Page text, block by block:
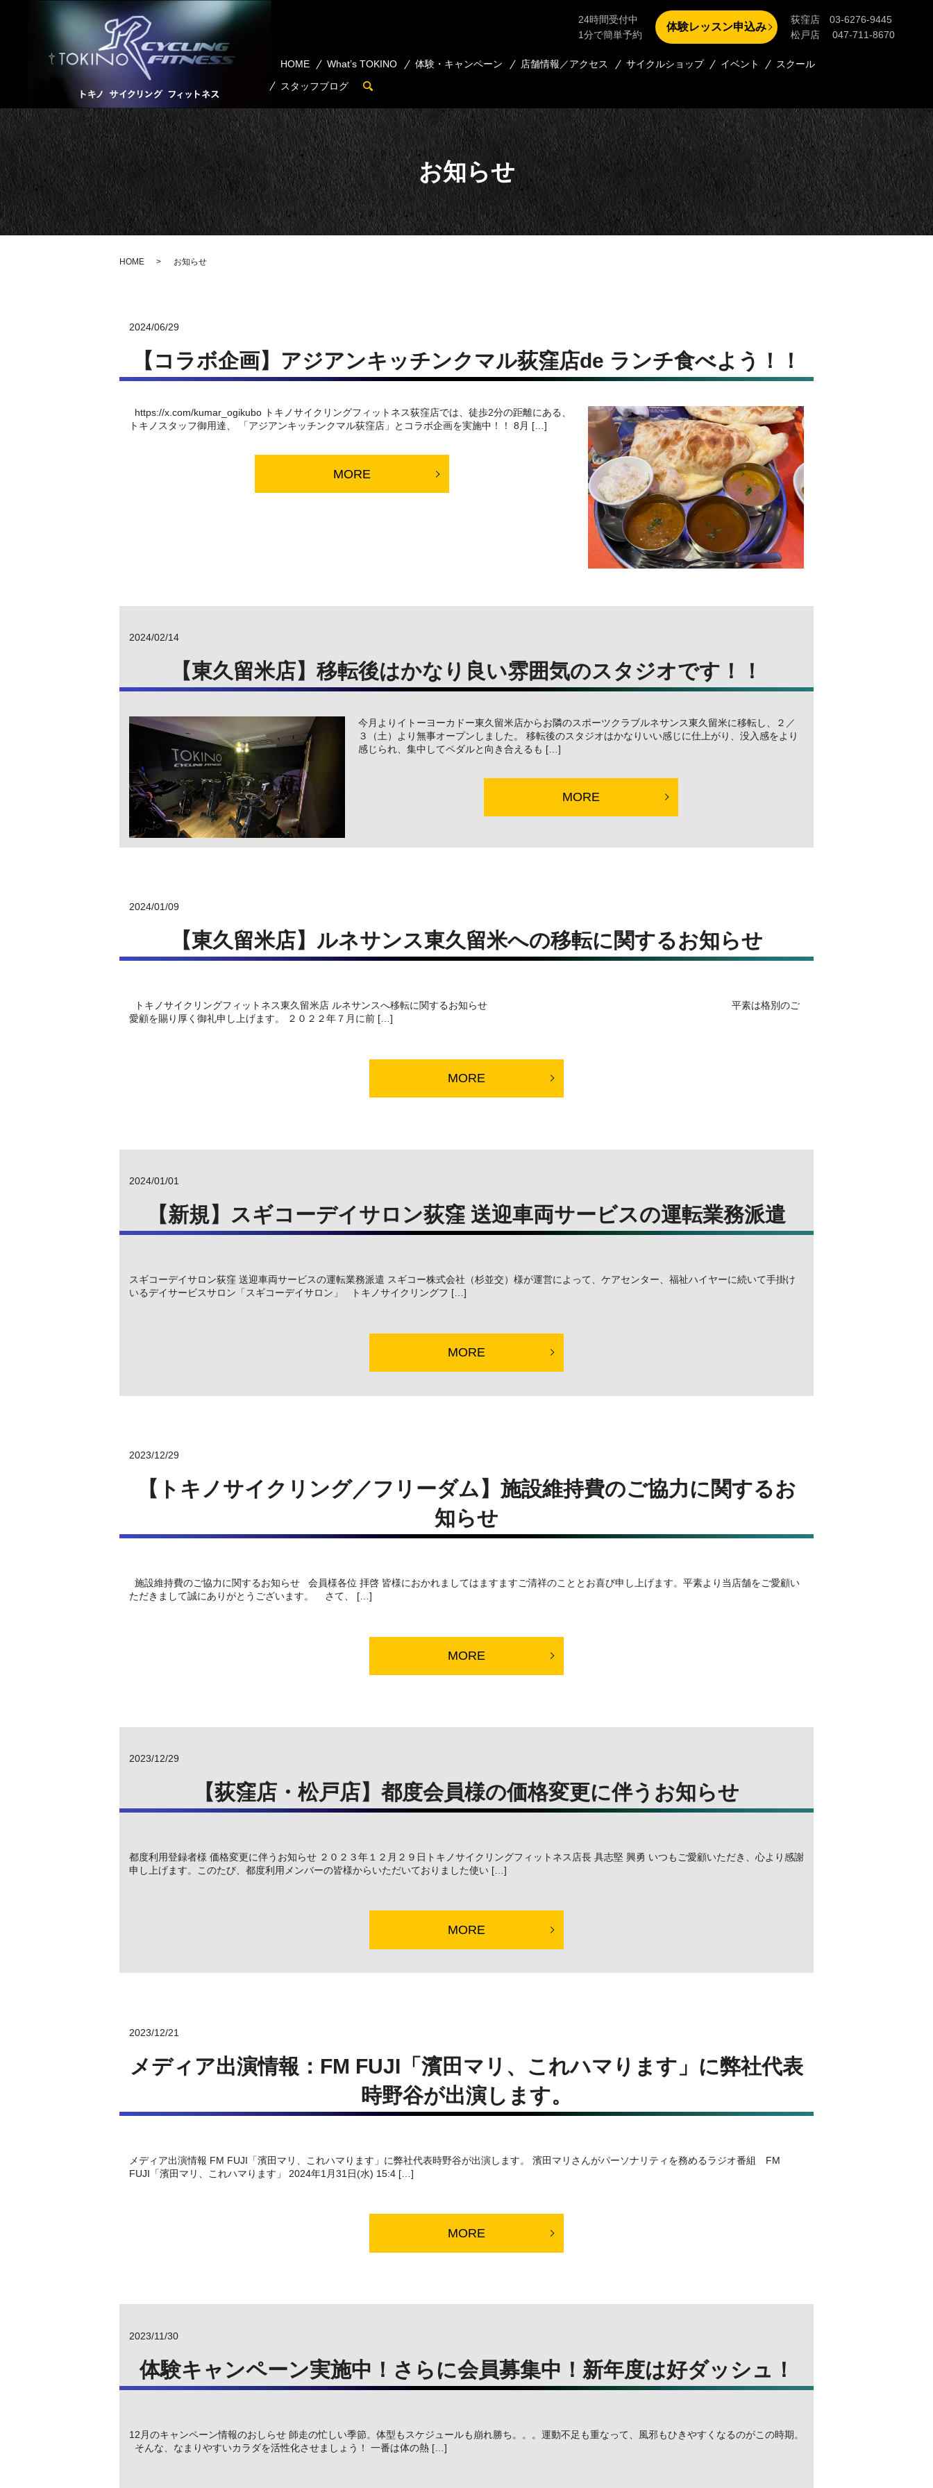
HOME What’s TOKINO 体験・キャンペーン 店舗情報／アクセス サイクルショップ イベント
スクール
スタッフブログ
search
24時間受付中
1分で簡単予約
体験レッスン申込み
荻窪店 03-6276-9445
松戸店 047-711-8670
お知らせ
HOME お知らせ
2024/06/29
【コラボ企画】アジアンキッチンクマル荻窪店de ランチ食べよう！！
https://x.com/kumar_ogikubo トキノサイクリングフィットネス荻窪店では、徒歩2分の距離にある、
トキノスタッフ御用達、 「アジアンキッチンクマル荻窪店」とコラボ企画を実施中！！ 8月 […]
MORE
2024/02/14
【東久留米店】移転後はかなり良い雰囲気のスタジオです！！
今月よりイトーヨーカドー東久留米店からお隣のスポーツクラブルネサンス東久留米に移転し、２／
３（土）より無事オープンしました。 移転後のスタジオはかなりいい感じに仕上がり、没入感をより
感じられ、集中してペダルと向き合えるも […]
MORE
2024/01/09
【東久留米店】ルネサンス東久留米への移転に関するお知らせ
トキノサイクリングフィットネス東久留米店 ルネサンスへ移転に関するお知らせ 平素は格別のご
愛顧を賜り厚く御礼申し上げます。 ２０２２年７月に前 […]
MORE
2024/01/01
【新規】スギコーデイサロン荻窪 送迎車両サービスの運転業務派遣
スギコーデイサロン荻窪 送迎車両サービスの運転業務派遣 スギコー株式会社（杉並交）様が運営によって、ケアセンター、福祉ハイヤーに続いて手掛け
いるデイサービスサロン「スギコーデイサロン」 トキノサイクリングフ […]
MORE
2023/12/29
【トキノサイクリング／フリーダム】施設維持費のご協力に関するお
知らせ
施設維持費のご協力に関するお知らせ 会員様各位 拝啓 皆様におかれましてはますますご清祥のこととお喜び申し上げます。平素より当店舗をご愛顧い
ただきまして誠にありがとうございます。 さて、 […]
MORE
2023/12/29
【荻窪店・松戸店】都度会員様の価格変更に伴うお知らせ
都度利⽤登録者様 価格変更に伴うお知らせ ２０２３年１２⽉２９⽇トキノサイクリングフィットネス店⻑ 具志堅 興勇 いつもご愛顧いただき、⼼より感謝
申し上げます。このたび、都度利⽤メンバーの皆様からいただいておりました使い […]
MORE
2023/12/21
メディア出演情報：FM FUJI「濱田マリ、これハマります」に弊社代表
時野谷が出演します。
メディア出演情報 FM FUJI「濱田マリ、これハマります」に弊社代表時野谷が出演します。 濱田マリさんがパーソナリティを務めるラジオ番組 FM
FUJI「濱田マリ、これハマります」 2024年1月31日(水) 15:4 […]
MORE
2023/11/30
体験キャンペーン実施中！さらに会員募集中！新年度は好ダッシュ！
12月のキャンペーン情報のおしらせ 師走の忙しい季節。体型もスケジュールも崩れ勝ち。。。運動不足も重なって、風邪もひきやすくなるのがこの時期。
そんな、なまりやすいカラダを活性化させましょう！ 一番は体の熱 […]